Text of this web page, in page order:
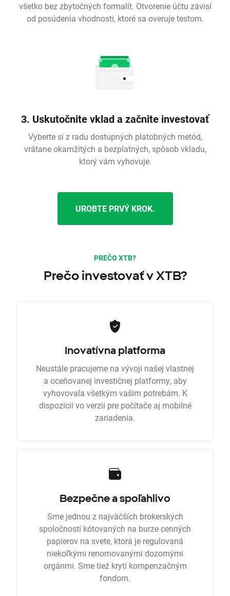
všetko bez zbytočných formalít. Otvorenie účtu závisí
od posúdenia vhodnosti, ktoré sa overuje testom.
3. Uskutočnite vklad a začnite investovať
Vyberte si z radu dostupných platobných metód,
vrátane okamžitých a bezplatných, spôsob vkladu,
ktorý vám vyhovuje.
UROBTE PRVÝ KROK.
PREČO XTB?
Prečo investovať v XTB?
Inovatívna platforma
Neustále pracujeme na vývoji našej vlastnej
a oceňovanej investičnej platformy, aby
vyhovovala všetkým vašim potrebám. K
dispozícii vo verzii pre počítače aj mobilné
zariadenia.
Bezpečne a spoľahlivo
Sme jednou z najväčších brokerských
spoločností kótovaných na burze cenných
papierov na svete, ktorá je regulovaná
niekoľkými renomovanými dozornými
orgánmi. Sme tiež krytí kompenzačným
fondom.